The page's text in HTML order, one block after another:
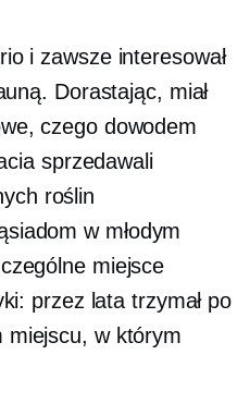
i zawsze interesował
Dorastając, miał
czego dowodem
sprzedawali
roślin
w młodym
miejsce
przez lata trzymał po
miejscu, w którym